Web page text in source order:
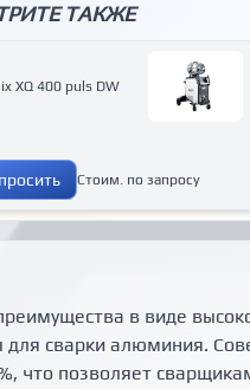
ТАКЖЕ
XQ 400 puls DW
Стоим. по запросу
в виде
сварки алюминия.
что позволяет